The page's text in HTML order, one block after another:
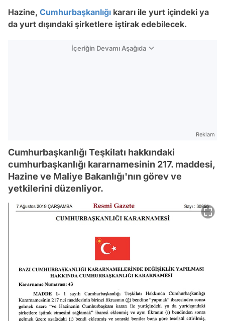
Hazine, Cumhurbaşkanlığı kararı ile yurt içindeki ya
da yurt dışındaki şirketlere iştirak edebilecek.
İçeriğin Devamı Aşağıda
Reklam
Cumhurbaşkanlığı Teşkilatı hakkındaki
cumhurbaşkanlığı kararnamesinin 217. maddesi,
Hazine ve Maliye Bakanlığı'nın görev ve
yetkilerini düzenliyor.